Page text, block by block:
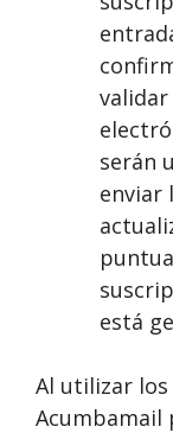
serán
enviar
está
Al utilizar
Acumbamail